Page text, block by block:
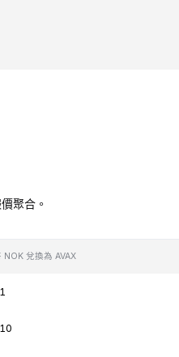
聚合。
NOK 兌換為 AVAX